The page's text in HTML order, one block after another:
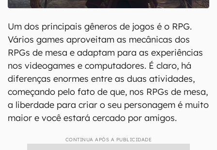
Um dos principais gêneros de jogos é o RPG.
Vários games aproveitam as mecânicas dos
RPGs de mesa e adaptam para as experiências
nos videogames e computadores. É claro, há
diferenças enormes entre as duas atividades,
começando pelo fato de que, nos RPGs de mesa,
a liberdade para criar o seu personagem é muito
maior e você estará cercado por amigos.
CONTINUA APÓS A PUBLICIDADE